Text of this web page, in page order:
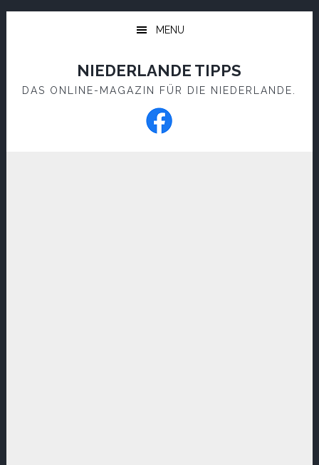
Skip
Skip
MENU
NIEDERLANDE TIPPS
DAS ONLINE-MAGAZIN FÜR DIE NIEDERLANDE.